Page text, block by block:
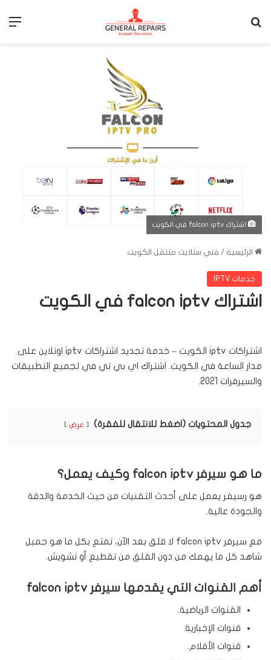
اشتراك falcon iptv في الكويت
الرئيسية / فني ستلايت متنقل الكويت
خدمات IPTV
اشتراك falcon iptv في الكويت
اشتراكات iptv الكويت – خدمة تجديد اشتراكات iptv اونلاين على
مدار الساعة في الكويت. اشتراك اي بي تي في لجميع التطبيقات
والسيرفرات 2021.
جدول المحتويات (اضغط للانتقال للفقرة) عرض
ما هو سيرفر falcon iptv وكيف يعمل؟
هو رسيفر يعمل على أحدث التقنيات من حيث الخدمة والدقة
والجودة عالية.
مع سيرفر falcon iptv لا قلق بعد الآن، تمتع بكل ما هو جميل
شاهد كل ما يهمك من دون القلق من تقطيع أو تشويش.
أهم القنوات التي يقدمها سيرفر falcon iptv
القنوات الرياضية.
قنوات الإخبارية.
قنوات الأفلام.